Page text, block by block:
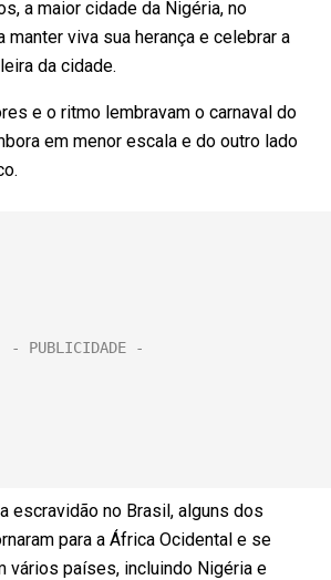
a maior cidade da Nigéria, no
manter viva sua herança e celebrar a
da cidade.
e o ritmo lembravam o carnaval do
em menor escala e do outro lado
escravidão no Brasil, alguns dos
para a África Ocidental e se
vários países, incluindo Nigéria e